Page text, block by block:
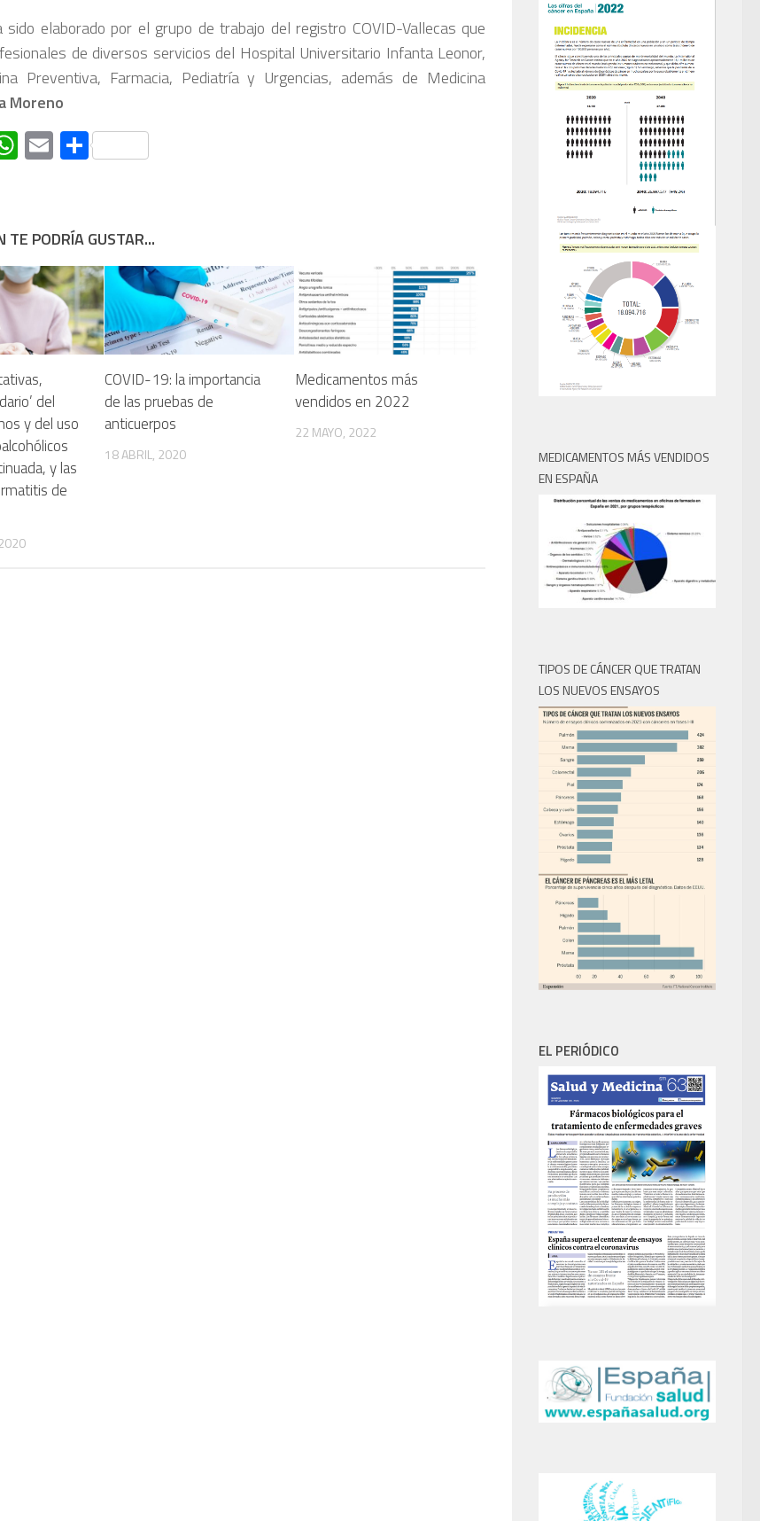
sido elaborado por el grupo de trabajo del registro COVID-Vallecas que
de diversos servicios del Hospital Universitario Infanta Leonor,
Preventiva, Farmacia, Pediatría y Urgencias, además de Medicina
Moreno
WhatsApp
EmailCompartir
TE PODRÍA GUSTAR...
del
y del uso
y las
de
COVID-19: la importancia
de las pruebas de
anticuerpos
18 ABRIL, 2020
Medicamentos más
vendidos en 2022
22 MAYO, 2022
MEDICAMENTOS MÁS VENDIDOS
EN ESPAÑA
TIPOS DE CÁNCER QUE TRATAN
LOS NUEVOS ENSAYOS
EL PERIÓDICO